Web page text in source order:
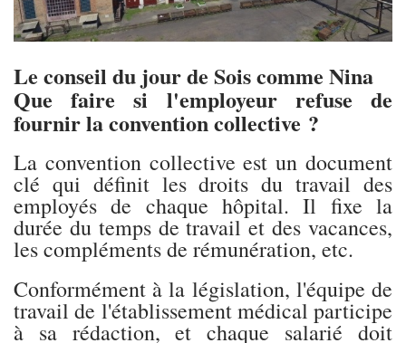
Le conseil du jour de Sois comme Nina
Que faire si l'employeur refuse de
fournir la convention collective ?
La convention collective est un document
clé qui définit les droits du travail des
employés de chaque hôpital. Il fixe la
durée du temps de travail et des vacances,
les compléments de rémunération, etc.
Conformément à la législation, l'équipe de
travail de l'établissement médical participe
à sa rédaction, et chaque salarié doit